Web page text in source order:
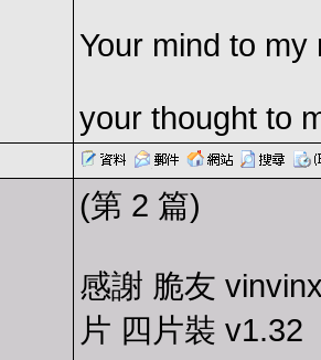
Your mind to my
your thought to
(第 2 篇)
感謝 脆友
片 四片裝 v1.32